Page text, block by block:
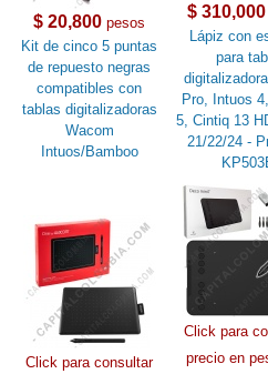
$ 20,800 pesos
Kit de cinco 5 puntas
de repuesto negras
compatibles con
tablas digitalizadoras
Wacom
Intuos/Bamboo
$ 310,000
Lápiz con
para
Pro, Intuos
5, Cintiq 13
21/22/24 -
Click para consultar
Click para
precio en